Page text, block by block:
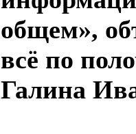
общем»,
всё по
Галина